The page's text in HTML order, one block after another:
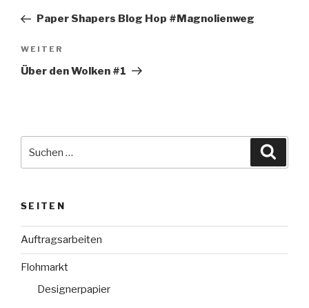
Beitrag
Paper Shapers Blog Hop #Magnolienweg
Nächster
Beitrag
WEITER
Über den Wolken #1
nach:
SEITEN
Auftragsarbeiten
Flohmarkt
Designerpapier